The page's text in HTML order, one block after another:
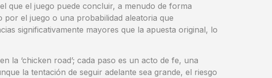
que el juego puede concluir, a menudo de forma
por el juego o una probabilidad aleatoria que
significativamente mayores que la apuesta original, lo
la ‘chicken road’; cada paso es un acto de fe, una
la tentación de seguir adelante sea grande, el riesgo